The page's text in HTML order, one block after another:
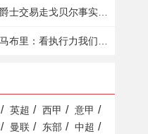
/ 英超 / 西甲 / 意甲 /
/ 曼联 / 东部 / 中超 /